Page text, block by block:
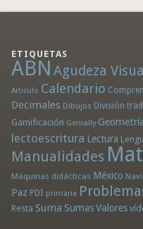
ETIQUETAS
ABN Agudeza Visual
Artículo Calendario
Decimales Dibujos División
Gamificación Genially
lectoescritura Lectura
Manualidades
Máquinas didácticas México
Paz PDI primaria
Resta Suma Sumas Valores